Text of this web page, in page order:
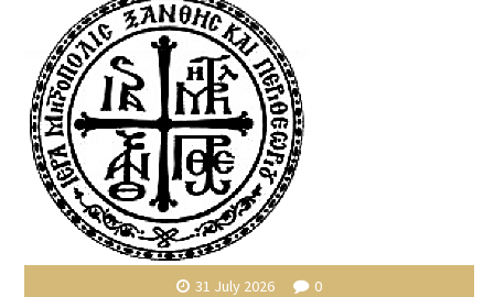
31 July 2026 0